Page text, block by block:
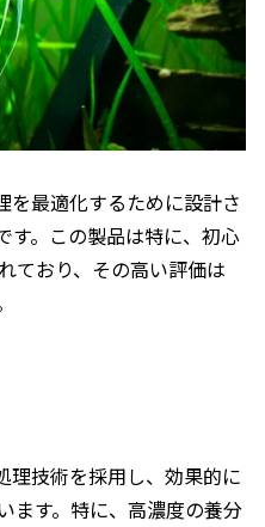
を最適化するために設計さ
す。この製品は特に、初心
ており、その高い評価は
理技術を採用し、効果的に
ます。特に、高濃度の養分